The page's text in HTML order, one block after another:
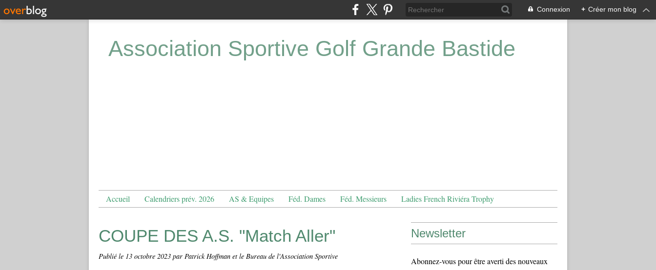
Connexion + Créer mon blog
Association Sportive Golf Grande Bastide
Accueil Calendriers prév. 2026 AS & Equipes Féd. Dames Féd. Messieurs Ladies French Riviéra Trophy
COUPE DES A.S. "Match Aller"
Publié le 13 octobre 2023 par Patrick Hoffman et le Bureau de l'Association Sportive
Newsletter
Abonnez-vous pour être averti des nouveaux